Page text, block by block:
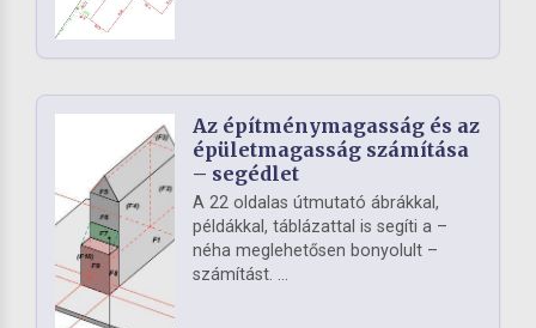
Az építménymagasság és az
épületmagasság számítása
– segédlet
A 22 oldalas útmutató ábrákkal,
példákkal, táblázattal is segíti a –
néha meglehetősen bonyolult –
számítást. ...